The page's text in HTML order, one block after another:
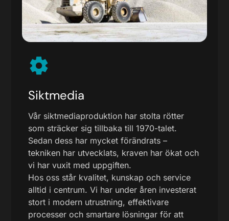
Siktmedia
Vår siktmediaproduktion har stolta rötter
som sträcker sig tillbaka till 1970-talet.
Sedan dess har mycket förändrats –
tekniken har utvecklats, kraven har ökat och
vi har vuxit med uppgiften.
Hos oss står kvalitet, kunskap och service
alltid i centrum. Vi har under åren investerat
stort i modern utrustning, effektivare
processer och smartare lösningar för att